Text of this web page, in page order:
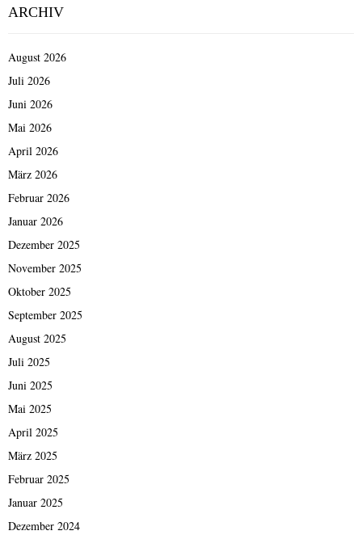
ARCHIV
August 2026
Juli 2026
Juni 2026
Mai 2026
April 2026
März 2026
Februar 2026
Januar 2026
Dezember 2025
November 2025
Oktober 2025
September 2025
August 2025
Juli 2025
Juni 2025
Mai 2025
April 2025
März 2025
Februar 2025
Januar 2025
Dezember 2024